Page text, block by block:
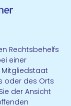
Rechtsbehelfs
einer
oder des Orts
der Ansicht